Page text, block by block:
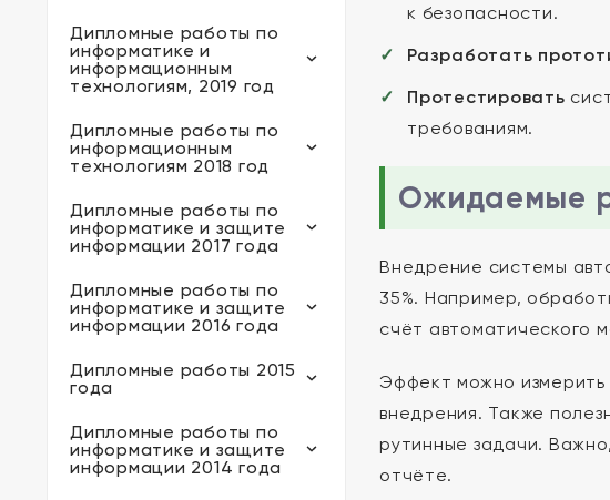
Дипломные работы по
информатике и
информационным
технологиям, 2019 год
Дипломные работы по
информационным
технологиям 2018 год
Дипломные работы по
информатике и защите
информации 2017 года
Дипломные работы по
информатике и защите
информации 2016 года
Дипломные работы 2015
года
Дипломные работы по
информатике и защите
информации 2014 года
к безопасности.
Разработать
Протестировать
требованиям.
Ожидаемые
Внедрение системы
35%. Например,
счёт автоматического
Эффект можно
внедрения. Также
рутинные задачи.
отчёте.